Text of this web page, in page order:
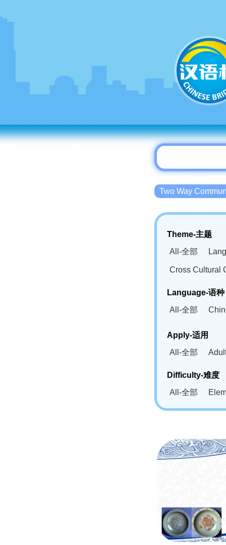
Two Way
Theme-主题
All-全部
Cross Cultural
Language-语种
All-全部
Bahasa
Swahili(SW)-
Apply-适用
All-全部
Difficulty-难度
All-全部